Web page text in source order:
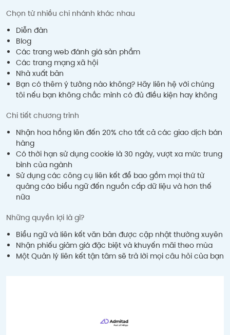
Chọn từ nhiều chi nhánh khác nhau
Diễn đàn
Blog
Các trang web đánh giá sản phẩm
Các trang mạng xã hội
Nhà xuất bản
Bạn có thêm ý tưởng nào không? Hãy liên hệ với chúng
tôi nếu bạn không chắc mình có đủ điều kiện hay không
Chi tiết chương trình
Nhận hoa hồng lên đến 20% cho tất cả các giao dịch bán
hàng
Có thời hạn sử dụng cookie là 30 ngày, vượt xa mức trung
bình của ngành
Sử dụng các công cụ liên kết để bao gồm mọi thứ từ
quảng cáo biểu ngữ đến nguồn cấp dữ liệu và hơn thế
nữa
Những quyền lợi là gì?
Biểu ngữ và liên kết văn bản được cập nhật thường xuyên
Nhận phiếu giảm giá đặc biệt và khuyến mãi theo mùa
Một Quản lý liên kết tận tâm sẽ trả lời mọi câu hỏi của bạn